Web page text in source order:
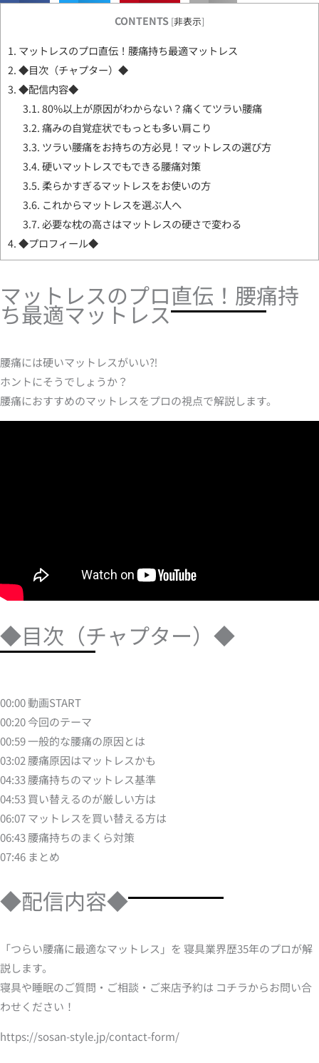
CONTENTS [非表示]
1. マットレスのプロ直伝！腰痛持ち最適マットレス
2.◆目次（チャプター）◆
3.◆配信内容◆
3.1.80%以上が原因がわからない？痛くてツラい腰痛
3.2.痛みの自覚症状でもっとも多い肩こり
3.3. ツラい腰痛をお持ちの方必見！マットレスの選び方
3.4.硬いマットレスでもできる腰痛対策
3.5.柔らかすぎるマットレスをお使いの方
3.6. これからマットレスを選ぶ人へ
3.7.必要な枕の高さはマットレスの硬さで変わる
4.◆プロフィール◆
マットレスのプロ直伝！腰痛持
ち最適マットレス
腰痛には硬いマットレスがいい⁈
ホントにそうでしょうか？
腰痛におすすめのマットレスをプロの視点で解説します。
◆目次（チャプター）◆
00:00 動画START
00:20 今回のテーマ
00:59 一般的な腰痛の原因とは
03:02 腰痛原因はマットレスかも
04:33 腰痛持ちのマットレス基準
04:53 買い替えるのが厳しい方は
06:07 マットレスを買い替える方は
06:43 腰痛持ちのまくら対策
07:46 まとめ
◆配信内容◆
「つらい腰痛に最適なマットレス」を 寝具業界歴35年のプロが解
説します。
寝具や睡眠のご質問・ご相談・ご来店予約は コチラからお問い合
わせください！
https://sosan-style.jp/contact-form/